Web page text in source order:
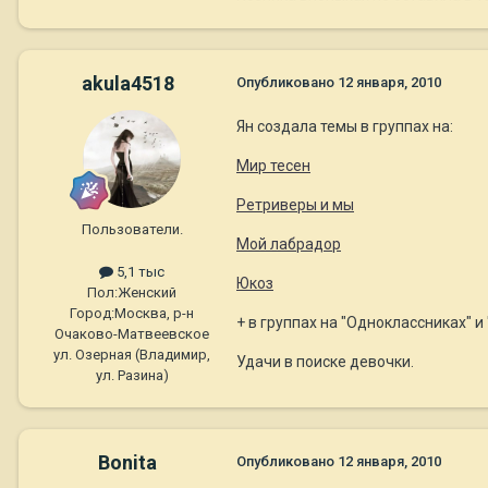
akula4518
Пользователи.
5,1 тыс
Пол:Женский
Город:Москва, р-н
Очаково-Матвеевское
ул. Озерная (Владимир,
ул. Разина)
Опубликовано 12 января, 2010
Ян создала темы в группах на:
Мир тесен
Ретриверы и мы
Мой лабрадор
Юкоз
+ в группах на "Одноклассниках" и
Удачи в поиске девочки.
Bonita Опубликовано 12 января, 2010